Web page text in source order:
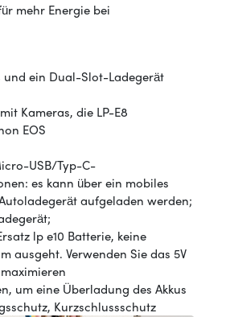
mehr Energie bei
und ein Dual-Slot-Ladegerät
Kameras, die LP-E8
EOS
USB/Typ-C-
es kann über ein mobiles
aufgeladen werden;
lp e10 Batterie, keine
ausgeht. Verwenden Sie das 5V
um eine Überladung des Akkus
Kurzschlussschutz